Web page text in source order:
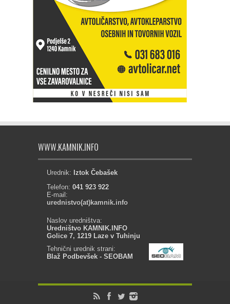
WWW.KAMNIK.INFO
Urednik: Iztok Čebašek
Telefon: 041 923 922
E-mail:
urednistvo(at)kamnik.info
Naslov uredništva:
Uredništvo KAMNIK.INFO
Golice 7, 1219 Laze v Tuhinju
Tehnični urednik strani:
Blaž Podbevšek - SEOBAM